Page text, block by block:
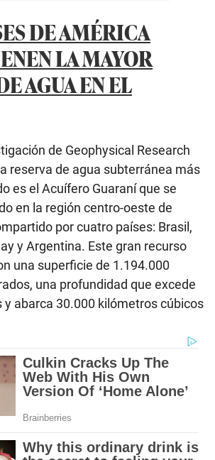
DE AMÉRICA
LA MAYOR
AGUA EN EL
de Geophysical Research
reserva de agua subterránea más
es el Acuífero Guaraní que se
en la región centro-oeste de
por cuatro países: Brasil,
y Argentina. Este gran recurso
una superficie de 1.194.000
una profundidad que excede
y abarca 30.000 kilómetros cúbicos